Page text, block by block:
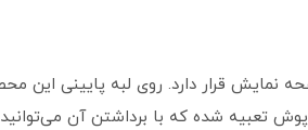
تعبیه شده که با برداشتن آن